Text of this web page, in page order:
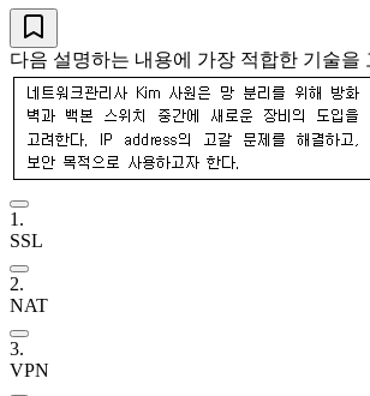
다음 설명하는 내용에 가장 적합한 기술을
1 .
SSL
2.
NAT
3.
VPN